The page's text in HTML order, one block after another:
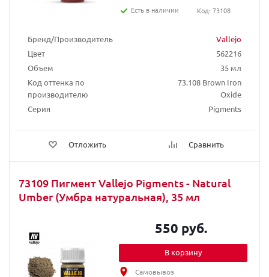
Бренд/Производитель
Vallejo
Цвет
562216
Объем
35 мл
Код оттенка по
производителю
73.108 Brown Iron
Oxide
Серия
Pigments
Отложить Сравнить
Есть в наличии
Код: 73108
73109 Пигмент Vallejo Pigments - Natural
Umber (Умбра натуральная), 35 мл
550 руб.
В корзину
Самовывоз